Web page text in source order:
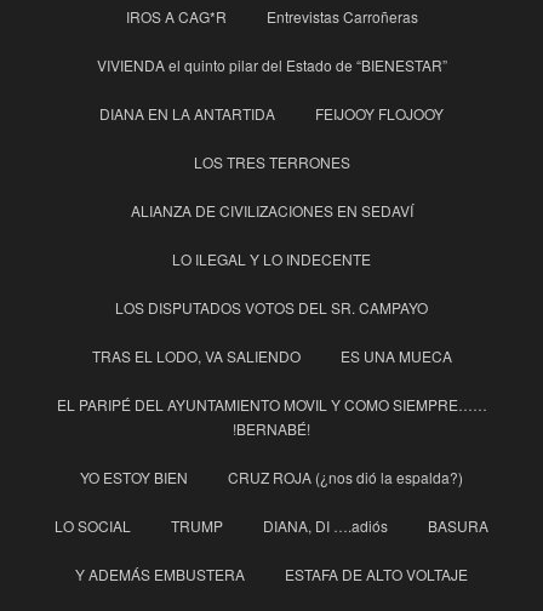
IROS A CAG*R Entrevistas Carroñeras
VIVIENDA el quinto pilar del Estado de “BIENESTAR”
DIANA EN LA ANTARTIDA FEIJOOY FLOJOOY
LOS TRES TERRONES
ALIANZA DE CIVILIZACIONES EN SEDAVÍ
LO ILEGAL Y LO INDECENTE
LOS DISPUTADOS VOTOS DEL SR. CAMPAYO
TRAS EL LODO, VA SALIENDO ES UNA MUECA
EL PARIPÉ DEL AYUNTAMIENTO MOVIL Y COMO SIEMPRE……
!BERNABÉ!
YO ESTOY BIEN CRUZ ROJA (¿nos dió la espalda?)
LO SOCIAL TRUMP DIANA, DI ….adiós BASURA
Y ADEMÁS EMBUSTERA ESTAFA DE ALTO VOLTAJE